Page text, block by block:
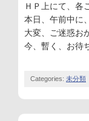
ＨＰ上にて、各
本日、午前中に
大変、ご迷惑お
今、暫く、お待
Categories: 未分類